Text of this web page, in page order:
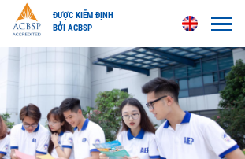
ĐƯỢC KIỂM ĐỊNH
BỞI ACBSP